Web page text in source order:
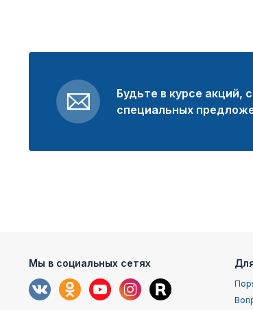
Будьте в курсе акций,
специальных
Мы в социальных сетях